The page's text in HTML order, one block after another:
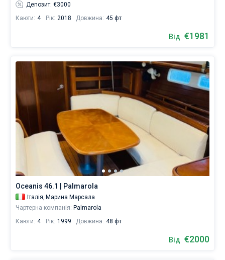
Депозит: €3000
Каюти: 4 Рік: 2018 Довжина: 45 фт
Від €1981
Oceanis 46.1 | Palmarola
Італія, Марина Марсала
Чартерна компанія: Palmarola
Каюти: 4 Рік: 1999 Довжина: 48 фт
Від €2000